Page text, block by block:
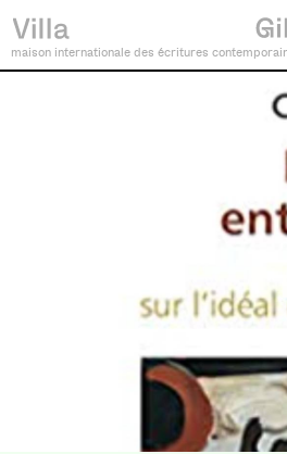
maison internationale des écritures